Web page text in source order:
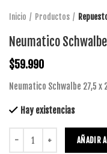
Inicio Productos
Neumatico
$59.990
Neumatico Schwalbe 27,5 x
Hay existencias
AÑADIR